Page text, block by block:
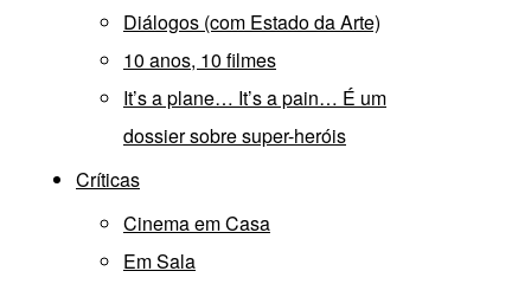
Diálogos (com Estado da Arte)
10 anos, 10 filmes
It’s a plane… It’s a pain… É um
dossier sobre super-heróis
Críticas
Cinema em Casa
Em Sala